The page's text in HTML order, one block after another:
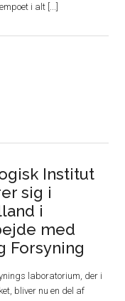
i alt [...]
Institut
sig i
i
med
Forsyning
laboratorium, der i
bliver nu en del af